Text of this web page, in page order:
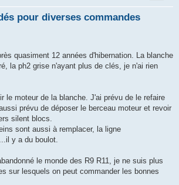
pour diverses commandes
quasiment 12 années d'hibernation. La blanche
la ph2 grise n'ayant plus de clés, je n'ai rien
le moteur de la blanche. J'ai prévu de le refaire
prévu de déposer le berceau moteur et revoir
silent blocs.
sont aussi à remplacer, la ligne
y a du boulot.
le monde des R9 R11, je ne suis plus
sur lesquels on peut commander les bonnes